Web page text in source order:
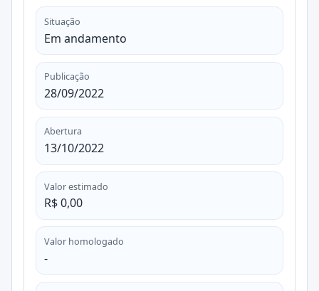
Situação
Em andamento
Publicação
28/09/2022
Abertura
13/10/2022
Valor estimado
R$ 0,00
Valor homologado
-